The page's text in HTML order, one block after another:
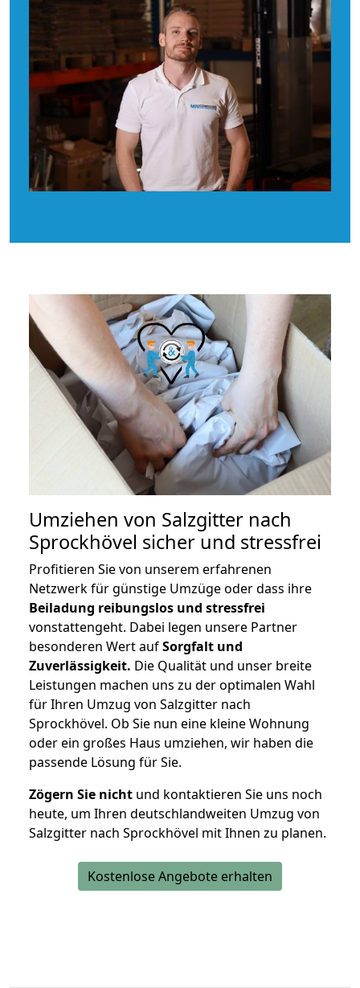
Umziehen von Salzgitter nach
Sprockhövel sicher und stressfrei
Profitieren Sie von unserem erfahrenen
Netzwerk für günstige Umzüge oder dass ihre
Beiladung reibungslos und stressfrei
vonstattengeht. Dabei legen unsere Partner
besonderen Wert aufSorgfalt und
Zuverlässigkeit. Die Qualität und unser breite
Leistungen machen uns zu der optimalen Wahl
für Ihren Umzug von Salzgitter nach
Sprockhövel. Ob Sie nun eine kleine Wohnung
oder ein großes Haus umziehen, wir haben die
passende Lösung für Sie.
Zögern Sie nicht und kontaktieren Sie uns noch
heute, um Ihren deutschlandweiten Umzug von
Salzgitter nach Sprockhövel mit Ihnen zu planen.
Kostenlose Angebote erhalten